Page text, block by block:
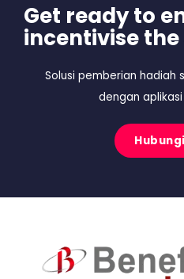
Get ready to
incentivise
Solusi pemberian
dengan